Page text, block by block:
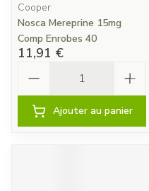
Cooper
Nosca Mereprine 15mg
Comp Enrobes 40
11,91 €
Ajouter au panier